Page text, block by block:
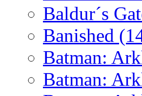
Baldur´s
Banished
Batman:
Batman: